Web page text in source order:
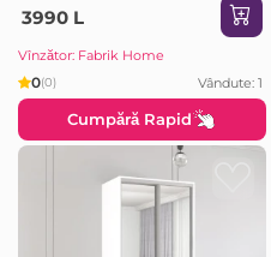
3990 L
Vînzător: Fabrik Home
0(0) Vândute: 1
Cumpără Rapid